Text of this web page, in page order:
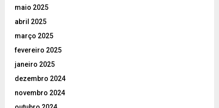
maio 2025
abril 2025
março 2025
fevereiro 2025
janeiro 2025
dezembro 2024
novembro 2024